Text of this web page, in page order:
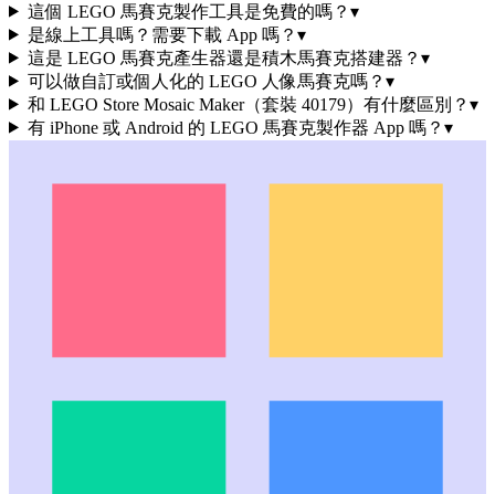
這個 LEGO 馬賽克製作工具是免費的嗎？ ▾
是線上工具嗎？需要下載 App 嗎？ ▾
這是 LEGO 馬賽克產生器還是積木馬賽克搭建器？ ▾
可以做自訂或個人化的 LEGO 人像馬賽克嗎？ ▾
和 LEGO Store Mosaic Maker（套裝 40179）有什麼區別？ ▾
有 iPhone 或 Android 的 LEGO 馬賽克製作器 App 嗎？ ▾